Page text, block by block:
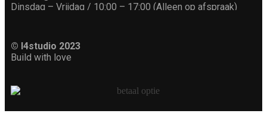
Dinsdag – Vrijdag / 10:00 – 17:00 (Alleen op afspraak)
© I4studio 2023
Build with love